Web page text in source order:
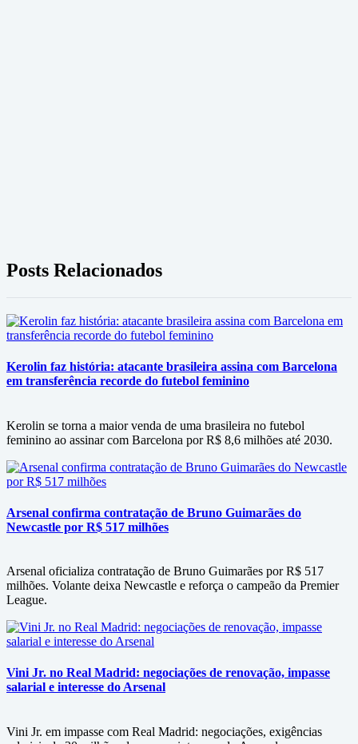
Posts Relacionados
Kerolin faz história: atacante brasileira assina com Barcelona
em transferência recorde do futebol feminino
Kerolin se torna a maior venda de uma brasileira no futebol
feminino ao assinar com Barcelona por R$ 8,6 milhões até 2030.
Arsenal confirma contratação de Bruno Guimarães do
Newcastle por R$ 517 milhões
Arsenal oficializa contratação de Bruno Guimarães por R$ 517
milhões. Volante deixa Newcastle e reforça o campeão da Premier
League.
Vini Jr. no Real Madrid: negociações de renovação, impasse
salarial e interesse do Arsenal
Vini Jr. em impasse com Real Madrid: negociações, exigências